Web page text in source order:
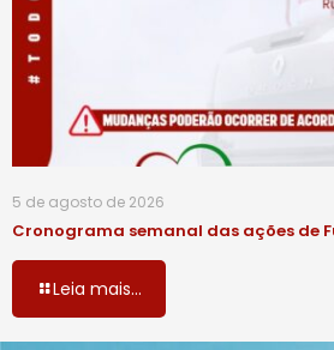
5 de agosto de 2026
Cronograma semanal das ações de
Leia mais...